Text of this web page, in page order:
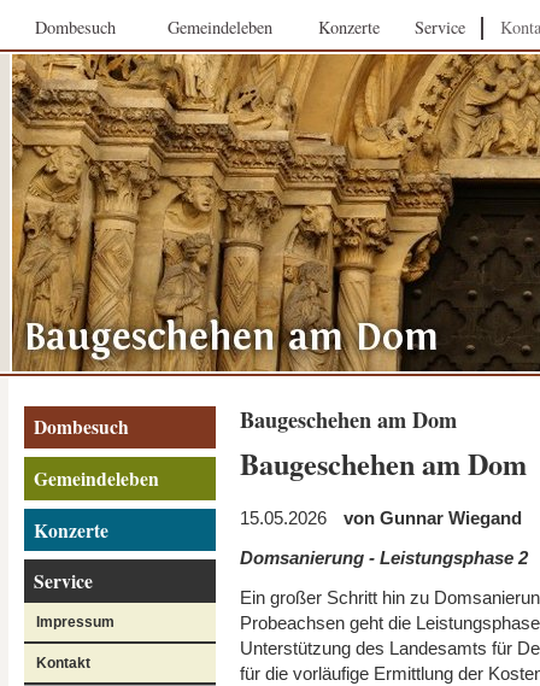
Dombesuch Gemeindeleben Konzerte Service
Dombesuch
Gemeindeleben
Konzerte
Service
Impressum
Kontakt
Baugeschehen am Dom
Baugeschehen am Dom
15.05.2026
von Gunnar Wiegand
Domsanierung - Leistungsphase 2
Ein großer Schritt hin zu
Probeachsen geht die
Unterstützung des Landesamts für
für die vorläufige Ermittlung der